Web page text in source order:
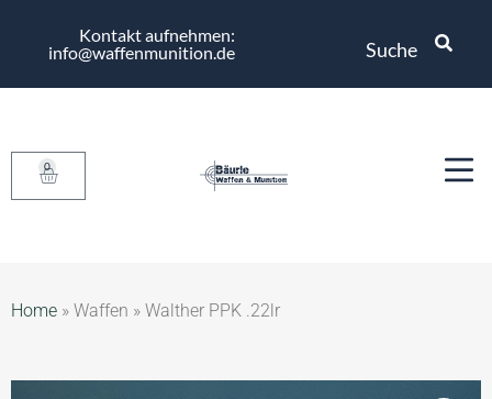
Kontakt aufnehmen:
info@waffenmunition.de
Suche
0
Home » Waffen » Walther PPK .22lr